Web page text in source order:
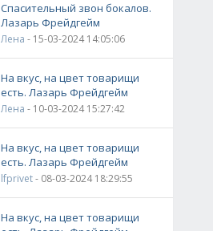
Спасительный звон бокалов.
Лазарь Фрейдгейм
Лена - 15-03-2024 14:05:06
На вкус, на цвет товарищи
есть. Лазарь Фрейдгейм
Лена - 10-03-2024 15:27:42
На вкус, на цвет товарищи
есть. Лазарь Фрейдгейм
lfprivet- 08-03-2024 18:29:55
На вкус, на цвет товарищи